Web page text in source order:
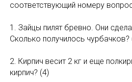
соответствующий номеру
1. Зайцы пилят бревно. Они
Сколько получилось чурбачков?
2. Кирпич весит 2 кг и еще
кирпич? (4)